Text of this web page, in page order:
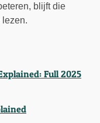
blijft die
lezen.
Full 2025